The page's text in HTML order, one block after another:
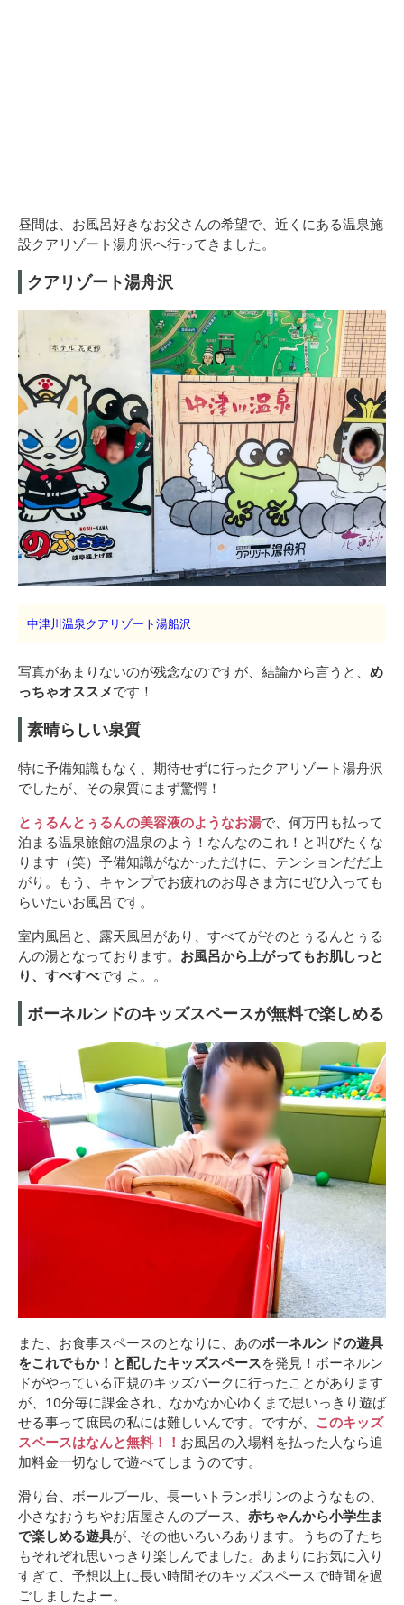
昼間は、お風呂好きなお父さんの希望で、近くにある温泉施
設クアリゾート湯舟沢へ行ってきました。
クアリゾート湯舟沢
中津川温泉クアリゾート湯船沢
写真があまりないのが残念なのですが、結論から言うと、 め
っちゃオススメです！
素晴らしい泉質
特に予備知識もなく、期待せずに行ったクアリゾート湯舟沢
でしたが、その泉質にまず驚愕！
とぅるんとぅるんの美容液のようなお湯で、何万円も払って
泊まる温泉旅館の温泉のよう！なんなのこれ！と叫びたくな
ります（笑）予備知識がなかっただけに、テンションだだ上
がり。もう、キャンプでお疲れのお母さま方にぜひ入っても
らいたいお風呂です。
室内風呂と、露天風呂があり、すべてがそのとぅるんとぅる
んの湯となっております。 お風呂から上がってもお肌しっと
り、すべすべですよ。。
ボーネルンドのキッズスペースが無料で楽しめる
また、お食事スペースのとなりに、あのボーネルンドの遊具
をこれでもか！と配したキッズスペースを発見！ボーネルン
ドがやっている正規のキッズパークに行ったことがあります
が、10分毎に課金され、なかなか心ゆくまで思いっきり遊ば
せる事って庶民の私には難しいんです。ですが、 このキッズ
スペースはなんと無料！！ お風呂の入場料を払った人なら追
加料金一切なしで遊べてしまうのです。
滑り台、ボールプール、長ーいトランポリンのようなもの、
小さなおうちやお店屋さんのブース、 赤ちゃんから小学生ま
で楽しめる遊具が、その他いろいろあります。うちの子たち
もそれぞれ思いっきり楽しんでました。あまりにお気に入り
すぎて、予想以上に長い時間そのキッズスペースで時間を過
ごしましたよー。